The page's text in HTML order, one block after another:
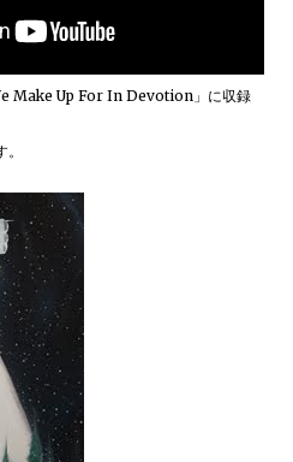
Make Up For In Devotion」に収録